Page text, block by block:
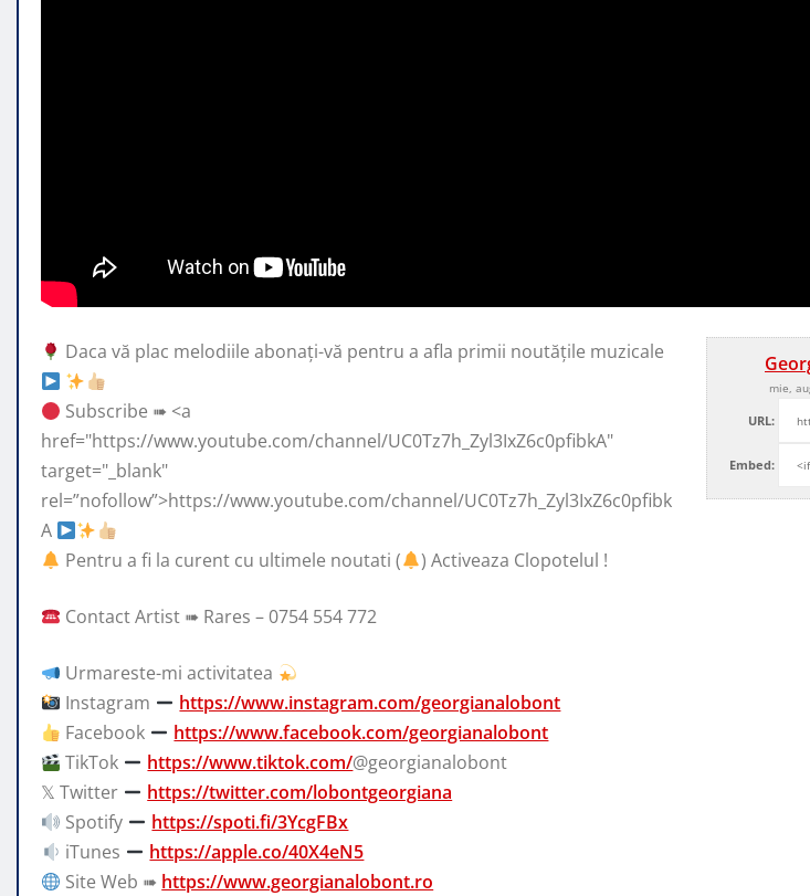
mie,
URL:
Embed:
Daca vă plac melodiile abonați-vă pentru a afla primii noutățile muzicale
Subscribe ➠ <a
href="https://www.youtube.com/channel/UC0Tz7h_Zyl3IxZ6c0pfibkA"
target="_blank"
rel=”nofollow”>https://www.youtube.com/channel/UC0Tz7h_Zyl3IxZ6c0pfibk
A
Pentru a fi la curent cu ultimele noutati (
) Activeaza Clopotelul !
Contact Artist ➠ Rares – 0754 554 772
Urmareste-mi activitatea
Instagram
https://www.instagram.com/georgianalobont
Facebook
https://www.facebook.com/georgianalobont
TikTok
https://www.tiktok.com/@georgianalobont
𝕏 Twitter
https://twitter.com/lobontgeorgiana
Spotify
https://spoti.fi/3YcgFBx
iTunes
https://apple.co/40X4eN5
Site Web ➠ https://www.georgianalobont.ro